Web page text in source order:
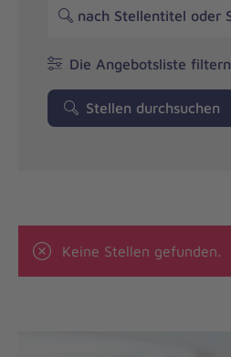
Die Angebotsliste filtern
Stellen durchsuchen
Keine Stellen gefunden.